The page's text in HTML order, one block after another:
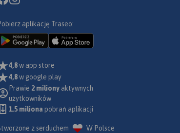
aplikację Traseo:
4,8w app store
4,8w google play
Prawie 2 miliony aktywnych
użytkowników
1.5 miliona pobrań aplikacji
z serduchem W Polsce